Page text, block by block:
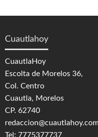
Cuautlahoy
CuautlaHoy
Escolta de Morelos 36,
Col. Centro
Cuautla, Morelos
CP. 62740
Tel: 7775377737